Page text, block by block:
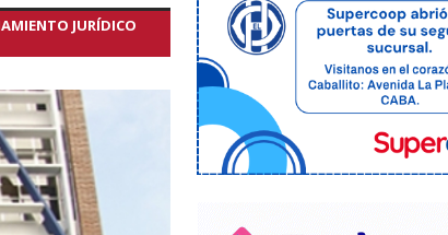
JURÍDICO